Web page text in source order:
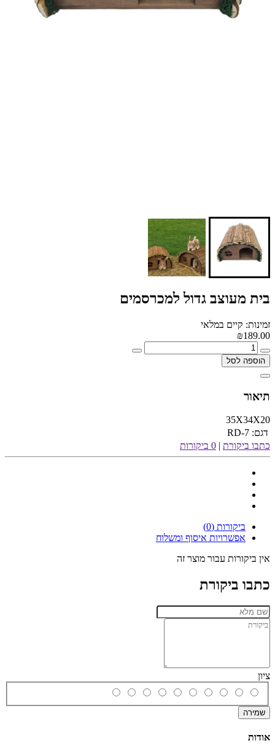
בית מעוצב גדול למכרסמים
זמינות: קיים במלאי
₪189.00
הוספה לסל
תיאור
35X34X20
דגם: RD-7
כתבו ביקורת | 0 ביקורות
ביקורות (0)
אפשרויות איסוף ומשלוח
אין ביקורות עבור מוצר זה
כתבו ביקורת
ציון
שמירה
אודות